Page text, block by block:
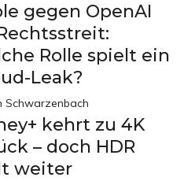
gegen OpenAI
Rolle spielt ein
Leak?
Schwarzenbach
kehrt zu 4K
– doch HDR
weiter